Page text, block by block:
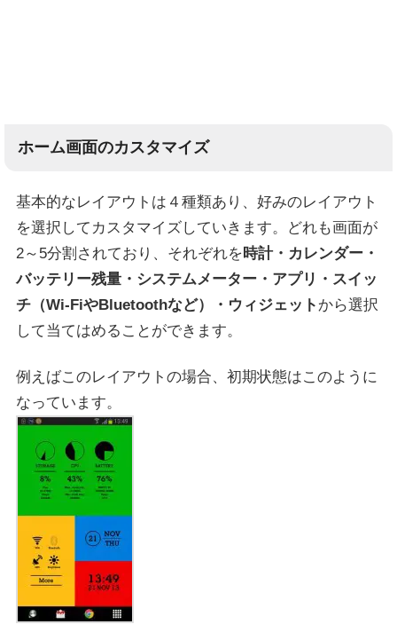
ホーム画面のカスタマイズ
基本的なレイアウトは４種類あり、好みのレイアウト
を選択してカスタマイズしていきます。どれも画面が
2～5分割されており、それぞれを 時計・カレンダー・
バッテリー残量・システムメーター・アプリ・スイッ
チ（Wi-FiやBluetoothなど）・ウィジェット から選択
して当てはめることができます。
例えばこのレイアウトの場合、初期状態はこのように
なっています。